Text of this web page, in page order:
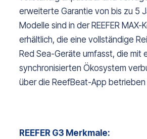
erweiterte Garantie von bis zu 5
Modelle sind in der REEFER MAX-
erhältlich, die eine vollständige
Red Sea-Geräte umfasst, die mit
synchronisierten Ökosystem
über die ReefBeat-App betrieben
REEFER G3 Merkmale: